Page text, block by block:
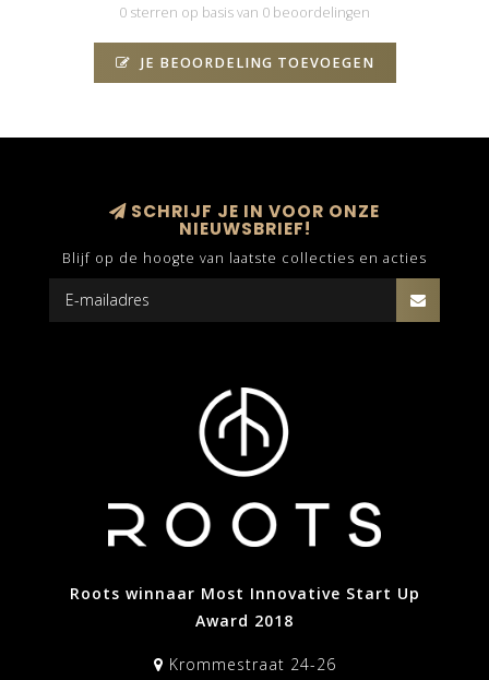
0 sterren op basis van 0 beoordelingen
JE BEOORDELING TOEVOEGEN
SCHRIJF JE IN VOOR ONZE
NIEUWSBRIEF!
Blijf op de hoogte van laatste collecties en acties
Roots winnaar Most Innovative Start Up
Award 2018
Krommestraat 24-26